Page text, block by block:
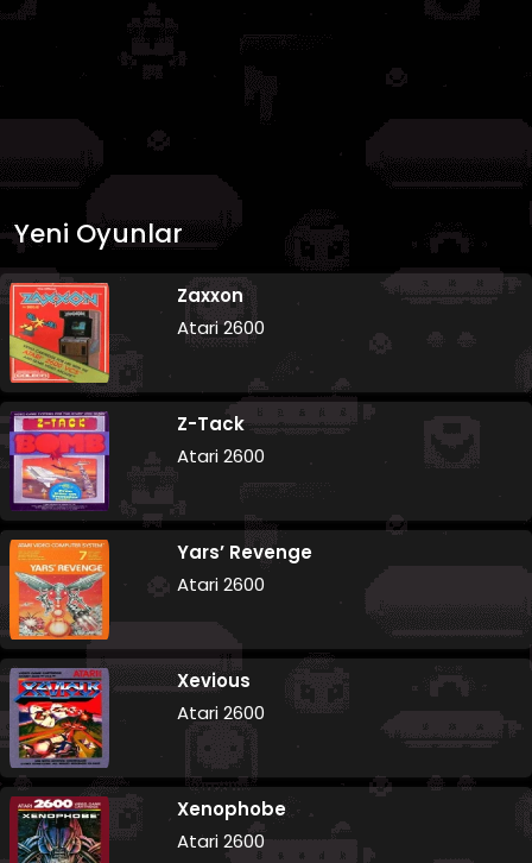
Yeni Oyunlar
Zaxxon
Atari 2600
Z-Tack
Atari 2600
Yars’ Revenge
Atari 2600
Xevious
Atari 2600
Xenophobe
Atari 2600